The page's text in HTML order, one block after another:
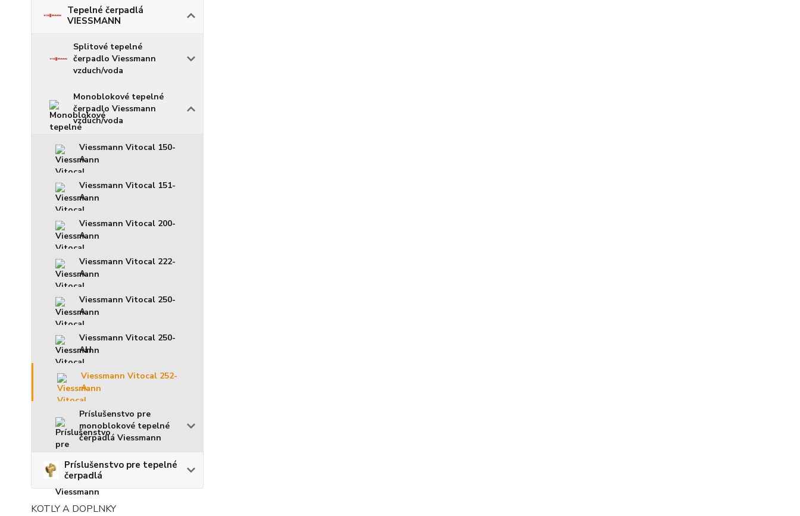
Tepelné čerpadlá
VIESSMANN
Splitové tepelné
čerpadlo Viessmann
vzduch/voda
Monoblokové tepelné
čerpadlo Viessmann
vzduch/voda
Viessmann Vitocal 150-
A
Viessmann Vitocal 151-
A
Viessmann Vitocal 200-
A
Viessmann Vitocal 222-
A
Viessmann Vitocal 250-
A
Viessmann Vitocal 250-
AH
Viessmann Vitocal 252-
A
Príslušenstvo pre
monoblokové tepelné
čerpadlá Viessmann
Príslušenstvo pre tepelné
čerpadlá
KOTLY A DOPLNKY